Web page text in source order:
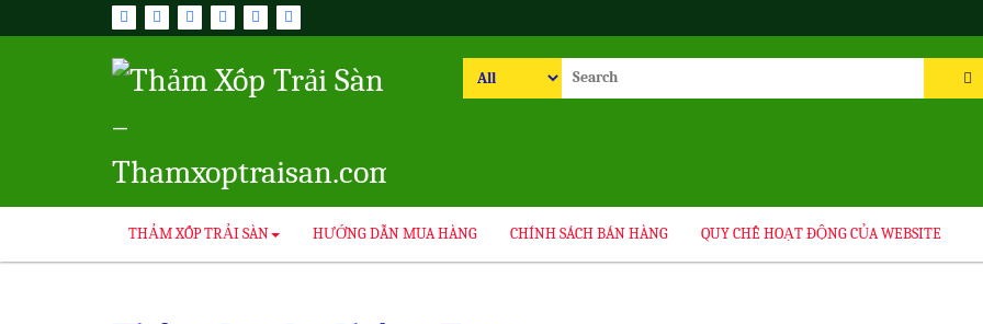
for:
THẢM XỐP TRẢI SÀN HƯỚNG DẪN MUA HÀNG CHÍNH SÁCH BÁN HÀNG QUY CHẾ HOẠT ĐỘNG CỦA WEBSITE